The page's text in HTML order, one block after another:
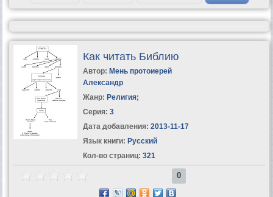
Как читать Библию
Автор: Мень протоиерей
Александр
Жанр: Религия;
Серия: 3
Дата добавления: 2013-11-17
Язык книги: Русский
Кол-во страниц: 321
0